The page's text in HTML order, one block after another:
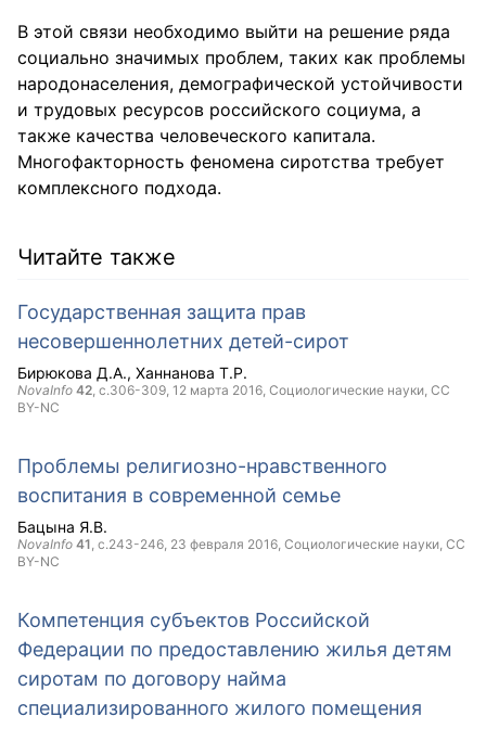
В этой связи необходимо выйти на решение ряда
социально значимых проблем, таких как проблемы
народонаселения, демографической устойчивости
и трудовых ресурсов российского социума, а
также качества человеческого капитала.
Многофакторность феномена сиротства требует
комплексного подхода.
Читайте также
Государственная защита прав
несовершеннолетних детей-сирот
Бирюкова Д.А. Ханнанова Т.Р.
NovaInfo 42, с.306-309, 12 марта 2016, Социологические науки, CC
BY-NC
Проблемы религиозно-нравственного
воспитания в современной семье
Бацына Я.В.
NovaInfo 41, с.243-246, 23 февраля 2016, Социологические науки, CC
BY-NC
Компетенция субъектов Российской
Федерации по предоставлению жилья детям
сиротам по договору найма
специализированного жилого помещения